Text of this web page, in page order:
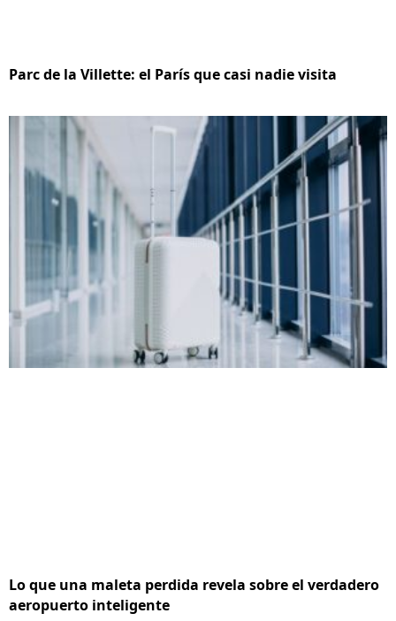
Parc de la Villette: el París que casi nadie visita
Lo que una maleta perdida revela sobre el verdadero
aeropuerto inteligente